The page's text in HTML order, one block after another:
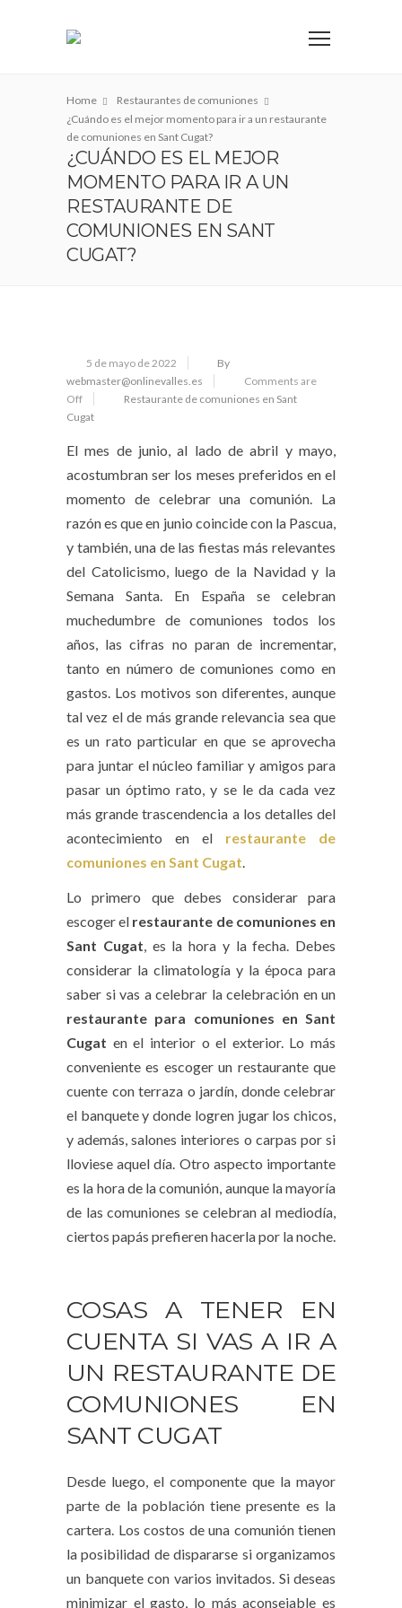
Home
Restaurantes de comuniones
¿Cuándo es el mejor momento para ir a un restaurante
de comuniones en Sant Cugat?
¿CUÁNDO ES EL MEJOR
MOMENTO PARA IR A UN
RESTAURANTE DE
COMUNIONES EN SANT
CUGAT?
5 de mayo de 2022
By
webmaster@onlinevalles.es
Comments are
Off
Restaurante de comuniones en Sant
Cugat
El mes de junio, al lado de abril y mayo,
acostumbran ser los meses preferidos en el
momento de celebrar una comunión. La
razón es que en junio coincide con la Pascua,
y también, una de las fiestas más relevantes
del Catolicismo, luego de la Navidad y la
Semana Santa. En España se celebran
muchedumbre de comuniones todos los
años, las cifras no paran de incrementar,
tanto en número de comuniones como en
gastos. Los motivos son diferentes, aunque
tal vez el de más grande relevancia sea que
es un rato particular en que se aprovecha
para juntar el núcleo familiar y amigos para
pasar un óptimo rato, y se le da cada vez
más grande trascendencia a los detalles del
acontecimiento en el restaurante de
comuniones en Sant Cugat.
Lo primero que debes considerar para
escoger el restaurante de comuniones en
Sant Cugat, es la hora y la fecha. Debes
considerar la climatología y la época para
saber si vas a celebrar la celebración en un
restaurante para comuniones en Sant
Cugat en el interior o el exterior. Lo más
conveniente es escoger un restaurante que
cuente con terraza o jardín, donde celebrar
el banquete y donde logren jugar los chicos,
y además, salones interiores o carpas por si
lloviese aquel día. Otro aspecto importante
es la hora de la comunión, aunque la mayoría
de las comuniones se celebran al mediodía,
ciertos papás prefieren hacerla por la noche.
COSAS A TENER EN
CUENTA SI VAS A IR A
UN RESTAURANTE DE
COMUNIONES EN
SANT CUGAT
Desde luego, el componente que la mayor
parte de la población tiene presente es la
cartera. Los costos de una comunión tienen
la posibilidad de dispararse si organizamos
un banquete con varios invitados. Si deseas
minimizar el gasto, lo más aconsejable es